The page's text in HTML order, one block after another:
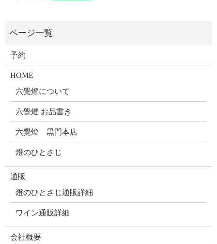
予約
HOME
六覺燈について
六覺燈 お品書き
六覺燈 黒門本店
燈のひとさじ
通販
燈のひとさじ通販詳細
ワイン通販詳細
会社概要